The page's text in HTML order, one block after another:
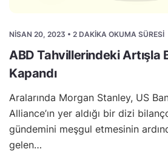
NISAN 20, 2023 • 2 DAKIKA OKUMA SÜRESI
ABD Tahvillerindeki Artışla
Kapandı
Aralarında Morgan Stanley, US
Alliance’ın yer aldığı bir dizi
gündemini meşgul etmesinin
gelen…